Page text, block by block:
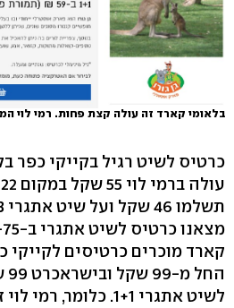
בלאומי קארד זה עולה קצת פחות. רמי לוי
כרטיס לשיט רגיל בקייקי כפר
לשיט אתגרי 1+1. כלומר, רמי לוי זול יותר.